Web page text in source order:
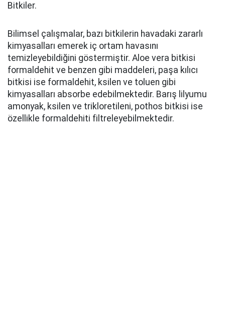
Bitkiler.
Bilimsel çalışmalar, bazı bitkilerin havadaki zararlı
kimyasalları emerek iç ortam havasını
temizleyebildiğini göstermiştir. Aloe vera bitkisi
formaldehit ve benzen gibi maddeleri, paşa kılıcı
bitkisi ise formaldehit, ksilen ve toluen gibi
kimyasalları absorbe edebilmektedir. Barış lilyumu
amonyak, ksilen ve trikloretileni, pothos bitkisi ise
özellikle formaldehiti filtreleyebilmektedir.